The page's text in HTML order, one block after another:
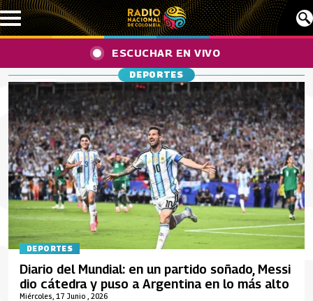
Pasar al contenido principal
ESCUCHAR EN VIVO
DEPORTES
DEPORTES
Miércoles, 17 Junio , 2026
Diario del Mundial: en un partido soñado, Messi
dio cátedra y puso a Argentina en lo más alto